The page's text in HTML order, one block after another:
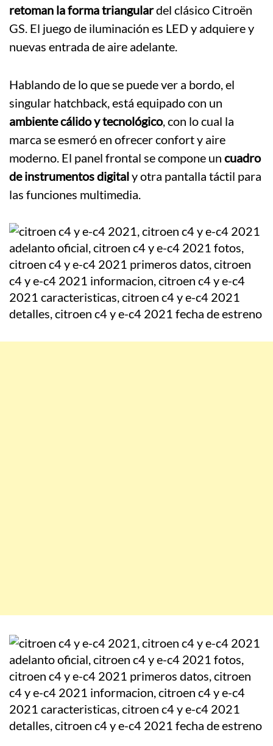
retoman la forma triangulardel clásico Citroën
GS. El juego de iluminación es LED y adquiere y
nuevas entrada de aire adelante.
Hablando de lo que se puede ver a bordo, el
singular hatchback, está equipado con un
ambiente cálido y tecnológico, con lo cual la
marca se esmeró en ofrecer confort y aire
moderno. El panel frontal se compone un cuadro
de instrumentos digitaly otra pantalla táctil para
las funciones multimedia.